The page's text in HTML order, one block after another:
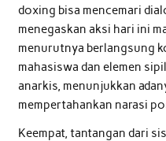
doxing bisa mencemari
menegaskan aksi hari ini
menurutnya berlangsung
mahasiswa dan elemen
anarkis, menunjukkan
mempertahankan narasi
Keempat, tantangan dari